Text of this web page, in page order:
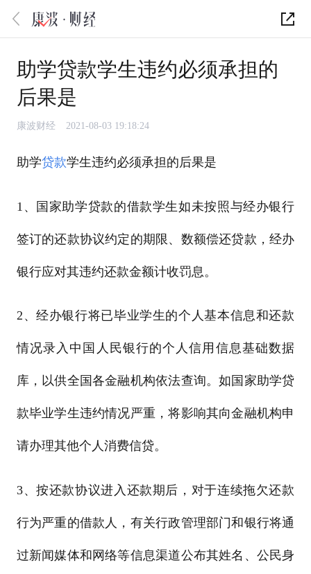
助学贷款学生违约必须承担的
后果是
康波财经 2021-08-03 19:18:24
助学贷款学生违约必须承担的后果是
1、国家助学贷款的借款学生如未按照与经办银行
签订的还款协议约定的期限、数额偿还贷款，经办
银行应对其违约还款金额计收罚息。
2、经办银行将已毕业学生的个人基本信息和还款
情况录入中国人民银行的个人信用信息基础数据
库，以供全国各金融机构依法查询。如国家助学贷
款毕业学生违约情况严重，将影响其向金融机构申
请办理其他个人消费信贷。
3、按还款协议进入还款期后，对于连续拖欠还款
行为严重的借款人，有关行政管理部门和银行将通
过新闻媒体和网络等信息渠道公布其姓名、公民身